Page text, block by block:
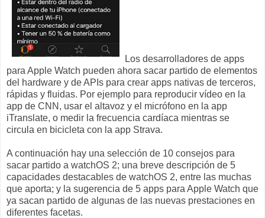
Los desarrolladores de apps
para Apple Watch pueden ahora sacar partido de elementos
del hardware y de APIs para crear apps nativas de terceros,
rápidas y fluidas. Por ejemplo para reproducir vídeo en la
app de CNN, usar el altavoz y el micrófono en la app
iTranslate, o medir la frecuencia cardíaca mientras se
circula en bicicleta con la app Strava.
A continuación hay una selección de 10 consejos para
sacar partido a watchOS 2; una breve descripción de 5
capacidades destacables de watchOS 2, entre las muchas
que aporta; y la sugerencia de 5 apps para Apple Watch que
ya sacan partido de algunas de las nuevas prestaciones en
diferentes facetas.